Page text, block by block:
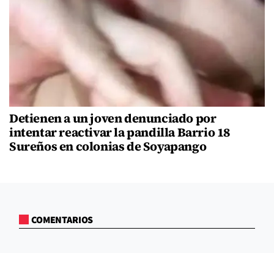
Detienen a un joven denunciado por
intentar reactivar la pandilla Barrio 18
Sureños en colonias de Soyapango
COMENTARIOS